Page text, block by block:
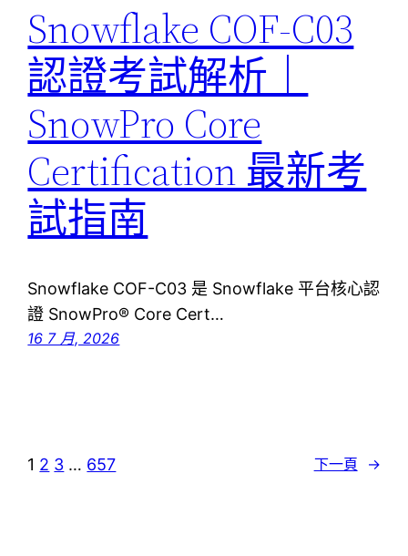
Snowflake COF-C03
認證考試解析｜
SnowPro Core
Certification 最新考
試指南
Snowflake COF-C03 是 Snowflake 平台核心認
證 SnowPro® Core Cert…
16 7 月, 2026
1 2 3 … 657 下一頁 →